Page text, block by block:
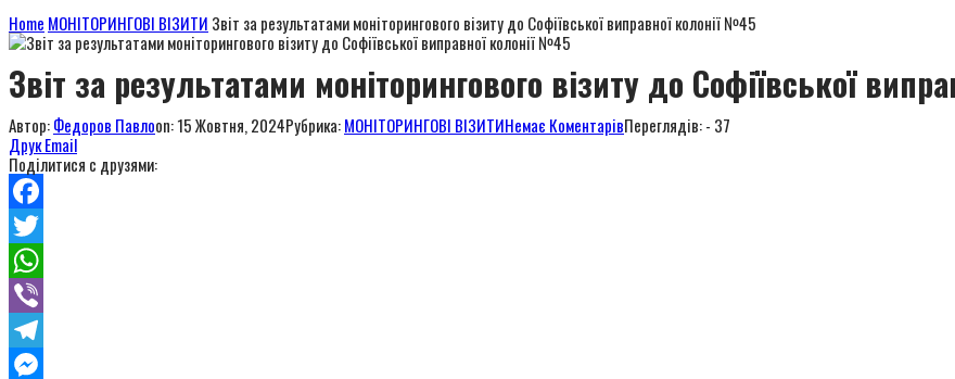
Home МОНІТОРИНГОВІ ВІЗИТИ Звіт за результатами моніторингового візиту до Софіївської виправної колонії №45
Звіт за результатами моніторингового візиту до Софіївської
Автор:Федоров Павлоon:15 Жовтня, 2024Рубрика:МОНІТОРИНГОВІ ВІЗИТИНемає КоментарівПереглядів: - 37
ДрукEmail
Поділитися с друзями:
Facebook
Twitter
WhatsApp
Viber
Telegram